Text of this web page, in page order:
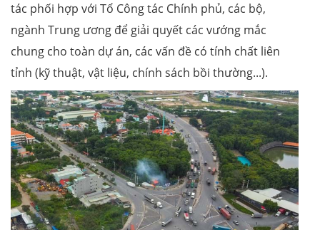
tác phối hợp với Tổ Công tác Chính phủ, các bộ,
ngành Trung ương để giải quyết các vướng mắc
chung cho toàn dự án, các vấn đề có tính chất liên
tỉnh (kỹ thuật, vật liệu, chính sách bồi thường...).